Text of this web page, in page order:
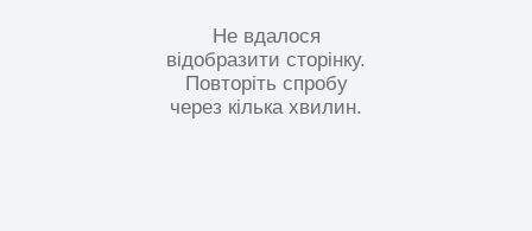
Не вдалося
відобразити сторінку.
Повторіть спробу
через кілька хвилин.